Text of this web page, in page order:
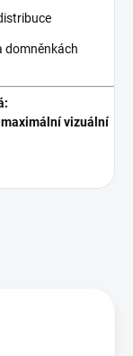
domněnkách
vizuální